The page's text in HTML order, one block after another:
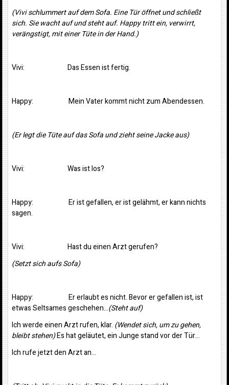
(Vivi schlummert auf dem Sofa. Eine Tür öffnet und schließt
sich. Sie wacht auf und steht auf. Happy tritt ein, verwirrt,
verängstigt, mit einer Tüte in der Hand.)
Vivi: Das Essen ist fertig.
Happy: Mein Vater kommt nicht zum Abendessen.
(Er legt die Tüte auf das Sofa und zieht seine Jacke aus)
Vivi: Was ist los?
Happy: Er ist gefallen, er ist gelähmt, er kann nichts
sagen.
Vivi: Hast du einen Arzt gerufen?
(Setzt sich aufs Sofa)
Happy: Er erlaubt es nicht. Bevor er gefallen ist, ist
etwas Seltsames geschehen…(Steht auf)
Ich werde einen Arzt rufen, klar. (Wendet sich, um zu gehen,
bleibt stehen)Es hat geläutet, ein Junge stand vor der Tür…
Ich rufe jetzt den Arzt an…